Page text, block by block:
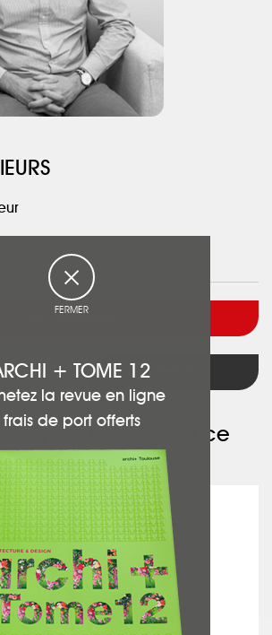
ayant participé à ce
CHEMINÉES SERVICES
FERMER
+ TOME 12
la revue en ligne
frais de port offerts